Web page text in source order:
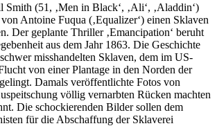
(51, ‚Men in Black‘, ‚Ali‘, ‚Aladdin‘)
Antoine Fuqua (‚Equalizer‘) einen Sklaven
Der geplante Thriller ‚Emancipation‘ beruht
aus dem Jahr 1863. Die Geschichte
misshandelten Sklaven, dem im US-
von einer Plantage in den Norden der
Damals veröffentlichte Fotos von
völlig vernarbten Rücken machten
Die schockierenden Bilder sollen dem
für die Abschaffung der Sklaverei